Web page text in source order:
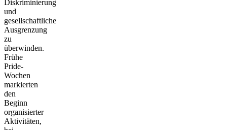
Diskriminierung
und
gesellschaftliche
Ausgrenzung
zu
überwinden.
Frühe
Pride-
Wochen
markierten
den
Beginn
organisierter
Aktivitäten,